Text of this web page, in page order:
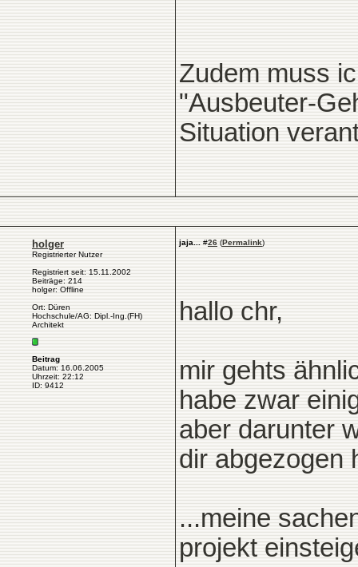
Zudem muss
"Ausbeuter-
Situation
holger
Registrierter Nutzer
Registriert seit: 15.11.2002
Beiträge: 214
holger: Offline
Ort: Düren
Hochschule/AG: Dipl.-Ing.(FH)
Architekt
Beitrag
Datum: 16.06.2005
Uhrzeit: 22:12
ID: 9412
jaja... #26 (Permalink)
hallo chr,
mir gehts
habe zwar
aber darunter
dir abgezogen
...meine
projekt